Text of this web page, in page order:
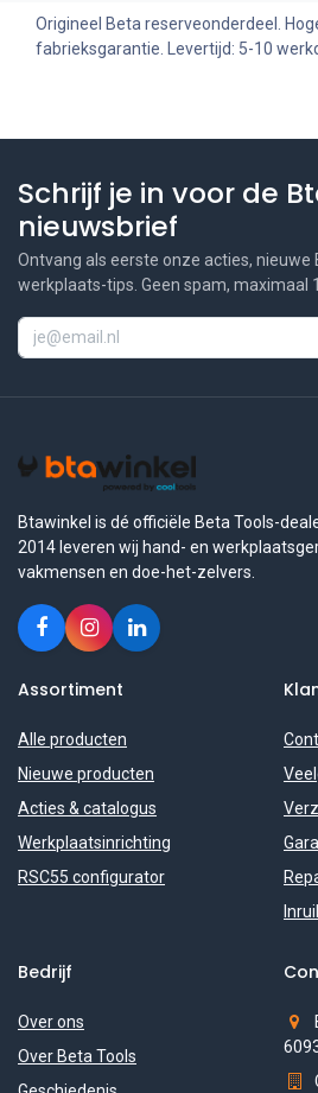
Origineel Beta reserveonderdeel.
fabrieksgarantie. Levertijd: 5-10
Schrijf je in voor de
nieuwsbrief
Ontvang als eerste onze acties, nieuwe
werkplaats-tips. Geen spam, maximaal
Btawinkel is dé officiële Beta Tools-
2014 leveren wij hand- en
vakmensen en doe-het-zelvers.
Assortiment
Alle producten
Nieuwe producten
Acties & catalogus
Werkplaatsinrichting
RSC55 configurator
Bedrijf
Over ons
Over Beta Tools